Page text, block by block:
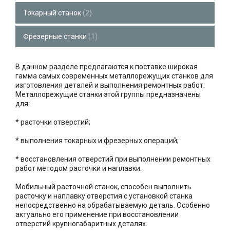
Токарный станок 2
Фрезерные станки 1
В данном разделе предлагаются к поставке широкая
гамма самых современных металлорежущих станков для
изготовления деталей и выполнения ремонтных работ.
Металлорежущие станки этой группы предназначены
для:
* расточки отверстий;
* выполнения токарных и фрезерных операций;
* восстановления отверстий при выполнении ремонтных
работ методом расточки и наплавки.
Мобильный расточной станок, способен выполнить
расточку и наплавку отверстия с установкой станка
непосредственно на обрабатываемую деталь. Особенно
актуально его применение при восстановлении
отверстий крупногабаритных деталях.